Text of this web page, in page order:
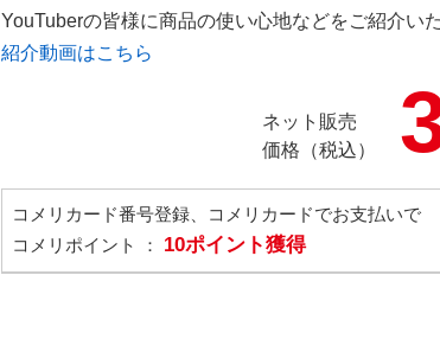
YouTuberの皆様に商品の使い心地などをご紹介い
紹介動画はこちら
ネット販売
価格（税込）
コメリカード番号登録、コメリカードでお支払いで
コメリポイント ： 10ポイント獲得